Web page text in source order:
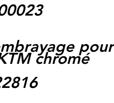
pour
chromé